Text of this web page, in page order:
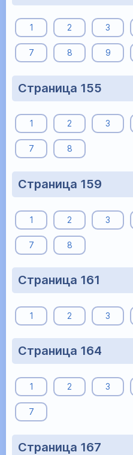
1 2 3
7 8 9
Страница 155
1 2 3
7 8
Страница 159
1 2 3
7 8
Страница 161
1 2 3
Страница 164
1 2 3
7
Страница 167